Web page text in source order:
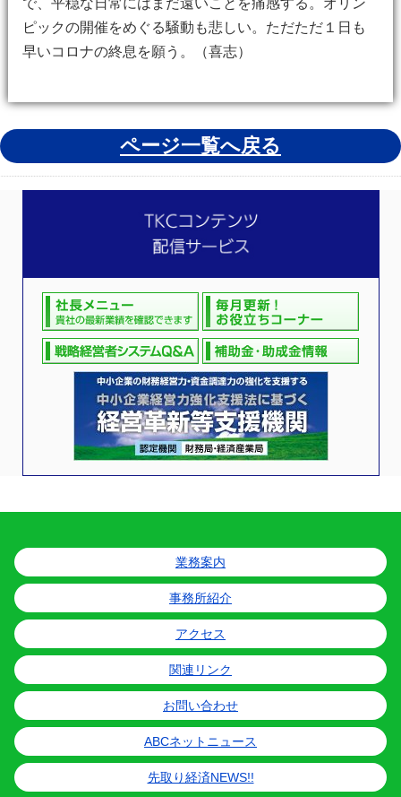
で、平穏な日常にはまだ遠いことを痛感する。オリン
ピックの開催をめぐる騒動も悲しい。ただただ１日も
早いコロナの終息を願う。（喜志）
ページ一覧へ戻る
業務案内
事務所紹介
アクセス
関連リンク
お問い合わせ
ABCネットニュース
先取り経済NEWS!!